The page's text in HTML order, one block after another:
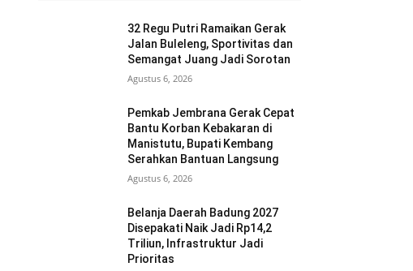
32 Regu Putri Ramaikan Gerak
Jalan Buleleng, Sportivitas dan
Semangat Juang Jadi Sorotan
Agustus 6, 2026
Pemkab Jembrana Gerak Cepat
Bantu Korban Kebakaran di
Manistutu, Bupati Kembang
Serahkan Bantuan Langsung
Agustus 6, 2026
Belanja Daerah Badung 2027
Disepakati Naik Jadi Rp14,2
Triliun, Infrastruktur Jadi
Prioritas